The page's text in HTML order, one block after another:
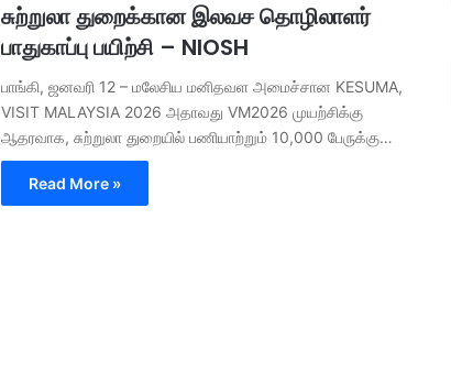
சுற்றுலா துறைக்கான இலவச தொழிலாளர்
பாதுகாப்பு பயிற்சி – NIOSH
பாங்கி, ஜனவரி 12 – மலேசிய மனிதவள அமைச்சான KESUMA,
VISIT MALAYSIA 2026 அதாவது VM2026 முயற்சிக்கு
ஆதரவாக, சுற்றுலா துறையில் பணியாற்றும் 10,000 பேருக்கு…
Read More »